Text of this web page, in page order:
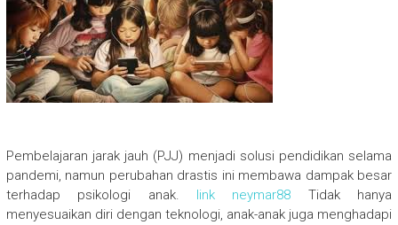
Pembelajaran jarak jauh (PJJ) menjadi solusi pendidikan selama
pandemi, namun perubahan drastis ini membawa dampak besar
terhadap psikologi anak. link neymar88 Tidak hanya
menyesuaikan diri dengan teknologi, anak-anak juga menghadapi